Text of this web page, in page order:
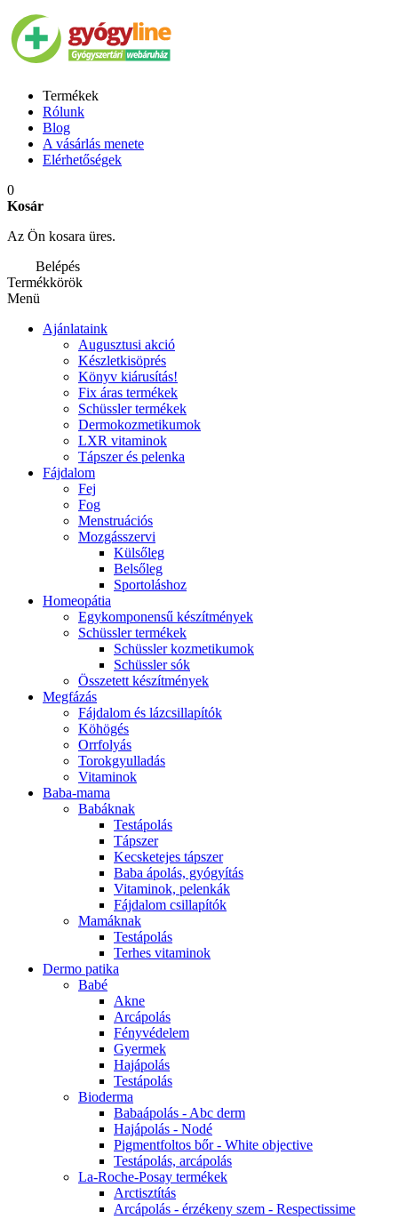
Termékek
Rólunk
Blog
A vásárlás menete
Elérhetőségek
0
Kosár
Az Ön kosara üres.
Belépés
Termékkörök
Menü
Ajánlataink
Augusztusi akció
Készletkisöprés
Könyv kiárusítás!
Fix áras termékek
Schüssler termékek
Dermokozmetikumok
LXR vitaminok
Tápszer és pelenka
Fájdalom
Fej
Fog
Menstruációs
Mozgásszervi
Külsőleg
Belsőleg
Sportoláshoz
Homeopátia
Egykomponensű készítmények
Schüssler termékek
Schüssler kozmetikumok
Schüssler sók
Összetett készítmények
Megfázás
Fájdalom és lázcsillapítók
Köhögés
Orrfolyás
Torokgyulladás
Vitaminok
Baba-mama
Babáknak
Testápolás
Tápszer
Kecsketejes tápszer
Baba ápolás, gyógyítás
Vitaminok, pelenkák
Fájdalom csillapítók
Mamáknak
Testápolás
Terhes vitaminok
Dermo patika
Babé
Akne
Arcápolás
Fényvédelem
Gyermek
Hajápolás
Testápolás
Bioderma
Babaápolás - Abc derm
Hajápolás - Nodé
Pigmentfoltos bőr - White objective
Testápolás, arcápolás
La-Roche-Posay termékek
Arctisztítás
Arcápolás - érzékeny szem - Respectissime